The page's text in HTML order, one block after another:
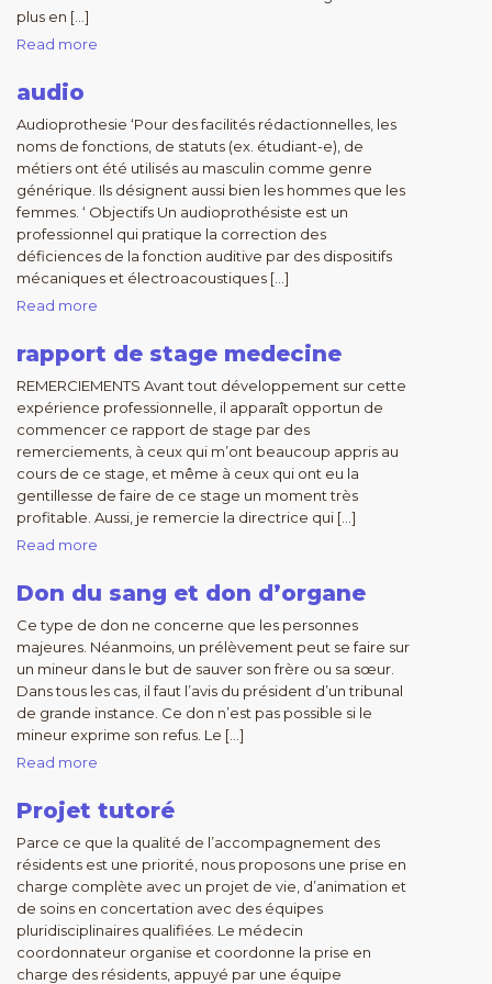
plus en […]
Read more
audio
Audioprothesie ‘Pour des facilités rédactionnelles, les
noms de fonctions, de statuts (ex. étudiant-e), de
métiers ont été utilisés au masculin comme genre
générique. Ils désignent aussi bien les hommes que les
femmes. ‘ Objectifs Un audioprothésiste est un
professionnel qui pratique la correction des
déficiences de la fonction auditive par des dispositifs
mécaniques et électroacoustiques […]
Read more
rapport de stage medecine
REMERCIEMENTS Avant tout développement sur cette
expérience professionnelle, il apparaît opportun de
commencer ce rapport de stage par des
remerciements, à ceux qui m’ont beaucoup appris au
cours de ce stage, et même à ceux qui ont eu la
gentillesse de faire de ce stage un moment très
profitable. Aussi, je remercie la directrice qui […]
Read more
Don du sang et don d’organe
Ce type de don ne concerne que les personnes
majeures. Néanmoins, un prélèvement peut se faire sur
un mineur dans le but de sauver son frère ou sa sœur.
Dans tous les cas, il faut l’avis du président d’un tribunal
de grande instance. Ce don n’est pas possible si le
mineur exprime son refus. Le […]
Read more
Projet tutoré
Parce ce que la qualité de l’accompagnement des
résidents est une priorité, nous proposons une prise en
charge complète avec un projet de vie, d’animation et
de soins en concertation avec des équipes
pluridisciplinaires qualifiées. Le médecin
coordonnateur organise et coordonne la prise en
charge des résidents, appuyé par une équipe